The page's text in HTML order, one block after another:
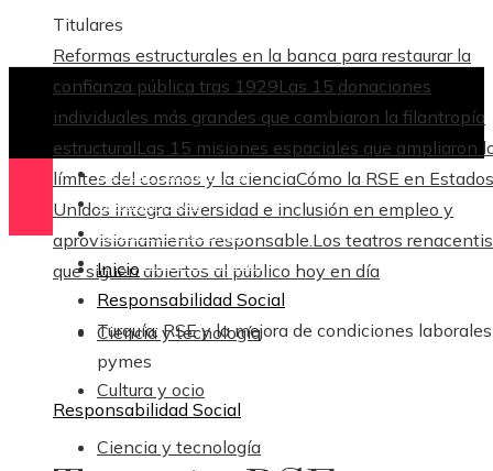
Titulares
Reformas estructurales en la banca para restaurar la
confianza pública tras 1929Las 15 donaciones
individuales más grandes que cambiaron la filantropía
estructuralLas 15 misiones espaciales que ampliaron
límites del cosmos y la cienciaCómo la RSE en Estados
Unidos integra diversidad e inclusión en empleo y
aprovisionamiento responsable.Los teatros
que siguen abiertos al público hoy en día
Ciencia y tecnología
Cultura y ocio
Ciencia y tecnología
Ciencia y tecnología
Cultura y ocio
Ciencia y tecnología
Responsabilidad Social
Inicio
Responsabilidad Social
Turquía: RSE y la mejora de condiciones
pymes
Responsabilidad Social